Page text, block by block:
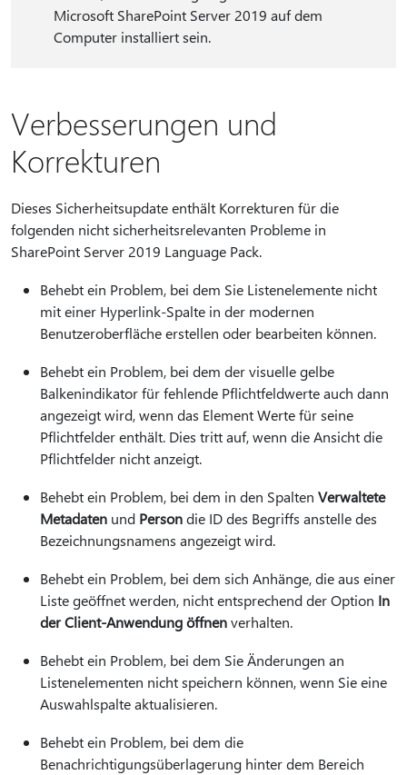
Microsoft SharePoint Server 2019 auf dem
Computer installiert sein.
Verbesserungen und
Korrekturen
Dieses Sicherheitsupdate enthält Korrekturen für die
folgenden nicht sicherheitsrelevanten Probleme in
SharePoint Server 2019 Language Pack.
Behebt ein Problem, bei dem Sie Listenelemente nicht
mit einer Hyperlink-Spalte in der modernen
Benutzeroberfläche erstellen oder bearbeiten können.
Behebt ein Problem, bei dem der visuelle gelbe
Balkenindikator für fehlende Pflichtfeldwerte auch dann
angezeigt wird, wenn das Element Werte für seine
Pflichtfelder enthält. Dies tritt auf, wenn die Ansicht die
Pflichtfelder nicht anzeigt.
Behebt ein Problem, bei dem in den Spalten Verwaltete
Metadaten und Persondie ID des Begriffs anstelle des
Bezeichnungsnamens angezeigt wird.
Behebt ein Problem, bei dem sich Anhänge, die aus einer
Liste geöffnet werden, nicht entsprechend der Option In
der Client-Anwendung öffnenverhalten.
Behebt ein Problem, bei dem Sie Änderungen an
Listenelementen nicht speichern können, wenn Sie eine
Auswahlspalte aktualisieren.
Behebt ein Problem, bei dem die
Benachrichtigungsüberlagerung hinter dem Bereich